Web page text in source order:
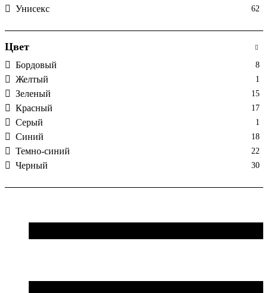
Унисекс 62
Цвет
Бордовый 8
Желтый 1
Зеленый 15
Красный 17
Серый 1
Синий 18
Темно-синий 22
Черный 30